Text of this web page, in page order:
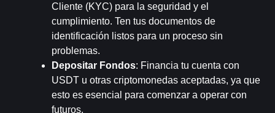
Cliente (KYC) para la seguridad y el
cumplimiento. Ten tus documentos de
identificación listos para un proceso sin
problemas.
Depositar Fondos: Financia tu cuenta con
USDT u otras criptomonedas aceptadas, ya que
esto es esencial para comenzar a operar con
futuros.